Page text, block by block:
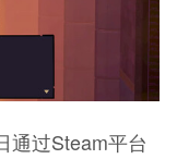
通过Steam平台